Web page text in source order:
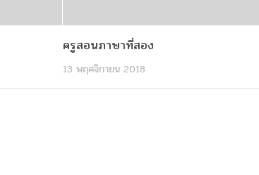
ครูสอนภาษาที่สอง
13 พฤศจิกายน 2018